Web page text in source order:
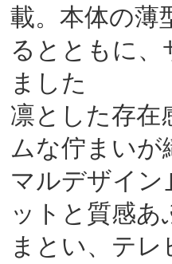
載。本体の薄
るとともに
ました
凛とした存在
ムな佇まいが
マルデザイン
ットと質感
まとい、テ